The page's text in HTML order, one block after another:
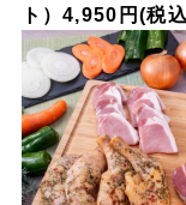
ト）4,950円(税